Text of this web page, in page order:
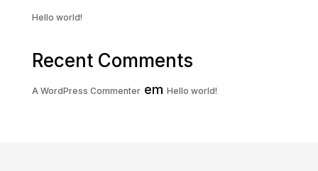
Hello world!
Recent Comments
A WordPress Commenterem Hello world!